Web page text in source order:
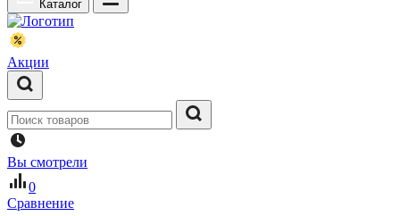
Каталог
Акции
Вы смотрели
0
Сравнение